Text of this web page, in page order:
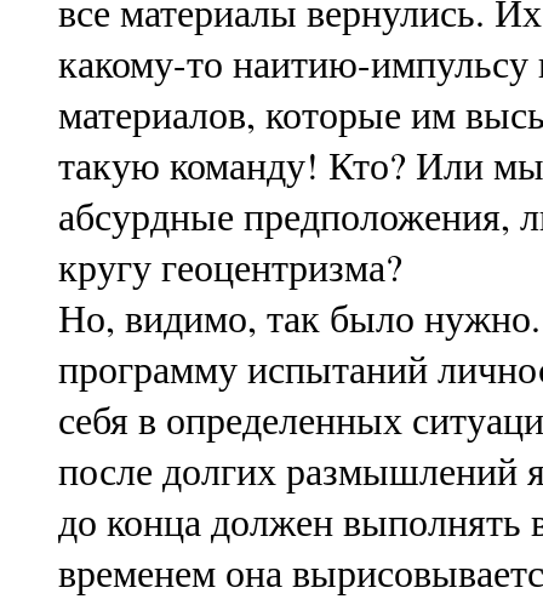
все материалы вернулись.
какому-то наитию-импульсу
материалов, которые им
такую команду! Кто? Или
абсурдные предположения,
кругу геоцентризма?
Но, видимо, так было нужно.
программу испытаний
себя в определенных
после долгих размышлений
до конца должен выполнять
временем она